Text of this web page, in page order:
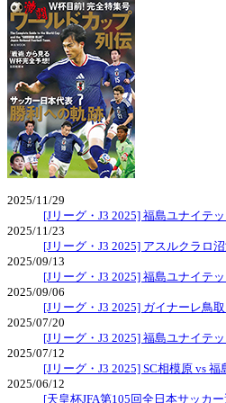
2025/11/29
[Jリーグ・J3 2025] 福島ユナイテ
2025/11/23
[Jリーグ・J3 2025] アスルクラロ
2025/09/13
[Jリーグ・J3 2025] 福島ユナイテ
2025/09/06
[Jリーグ・J3 2025] ガイナーレ鳥
2025/07/20
[Jリーグ・J3 2025] 福島ユナイテ
2025/07/12
[Jリーグ・J3 2025] SC相模原 vs
2025/06/12
[天皇杯JFA第105回全日本サッカ